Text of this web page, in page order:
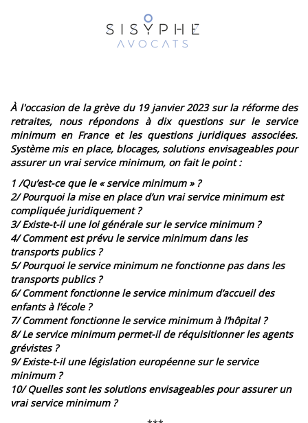
À l'occasion de la grève du 19 janvier 2023 sur la réforme des
retraites, nous répondons à dix questions sur le service
minimum en France et les questions juridiques associées.
Système mis en place, blocages, solutions envisageables pour
assurer un vrai service minimum, on fait le point :
1 /Qu’est-ce que le « service minimum » ?
2/ Pourquoi la mise en place d’un vrai service minimum est
compliquée juridiquement ?
3/ Existe-t-il une loi générale sur le service minimum ?
4/ Comment est prévu le service minimum dans les
transports publics ?
5/ Pourquoi le service minimum ne fonctionne pas dans les
transports publics ?
6/ Comment fonctionne le service minimum d’accueil des
enfants à l’école ?
7/ Comment fonctionne le service minimum à l’hôpital ?
8/ Le service minimum permet-il de réquisitionner les agents
grévistes ?
9/ Existe-t-il une législation européenne sur le service
minimum ?
10/ Quelles sont les solutions envisageables pour assurer un
vrai service minimum ?